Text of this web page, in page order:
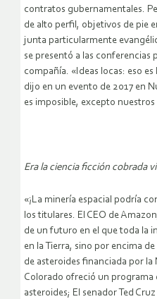
contratos gubernamentales.
de alto perfil, objetivos de pie
junta particularmente
se presentó a las conferencias
compañía. «Ideas locas: eso
dijo en un evento de 2017 en
es imposible, excepto
Era la ciencia ficción cobrada
«¡La minería espacial podría
los titulares. El CEO de
de un futuro en el que toda la
en la Tierra, sino por encima
de asteroides financiada por la
Colorado ofreció un programa
asteroides; El senador Ted